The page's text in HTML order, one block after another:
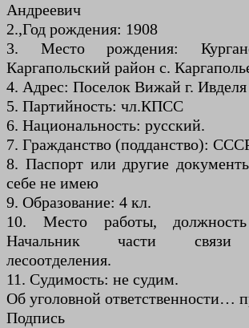
Андреевич
2.,Год рождения: 1908
3. Место рождения:
Каргапольский район с.
4. Адрес: Поселок Вижай г. Ивделя
5. Партийность: чл.КПСС
6. Национальность: русский.
7. Гражданство (подданство):
8. Паспорт или другие
себе не имею
9. Образование: 4 кл.
10. Место работы, должность
Начальник части связи
лесоотделения.
11. Судимость: не судим.
Об уголовной ответственности…
Подпись